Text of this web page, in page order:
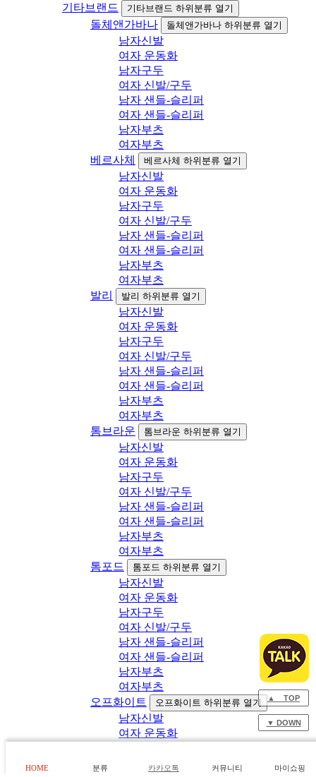
기타브랜드
기타브랜드 하위분류 열기
돌체앤가바나 돌체앤가바나 하위분류 열기
남자신발
여자 운동화
남자구두
여자 신발/구두
남자 샌들-슬리퍼
여자 샌들-슬리퍼
남자부츠
여자부츠
베르사체
베르사체 하위분류 열기
남자신발
여자 운동화
남자구두
여자 신발/구두
남자 샌들-슬리퍼
여자 샌들-슬리퍼
남자부츠
여자부츠
발리
발리 하위분류 열기
남자신발
여자 운동화
남자구두
여자 신발/구두
남자 샌들-슬리퍼
여자 샌들-슬리퍼
남자부츠
여자부츠
톰브라운
톰브라운 하위분류 열기
남자신발
여자 운동화
남자구두
여자 신발/구두
남자 샌들-슬리퍼
여자 샌들-슬리퍼
남자부츠
여자부츠
톰포드
톰포드 하위분류 열기
남자신발
여자 운동화
남자구두
여자 신발/구두
남자 샌들-슬리퍼
여자 샌들-슬리퍼
남자부츠
여자부츠
오프화이트
오프화이트 하위분류 열기
남자신발
여자 운동화
여자 신발/구두
HOME 분류 카카오톡 커뮤니티 마이쇼핑
▲ TOP
▼ DOWN